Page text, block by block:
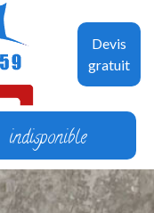
Devis
gratuit
indisponible